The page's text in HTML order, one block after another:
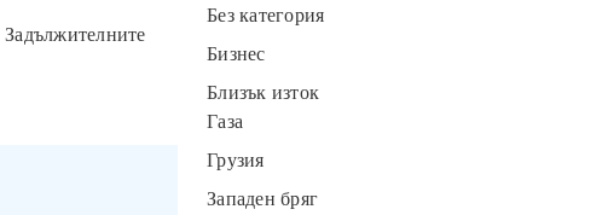
Задължителните
Без категория
Бизнес
Близък изток
Газа
Грузия
Западен бряг